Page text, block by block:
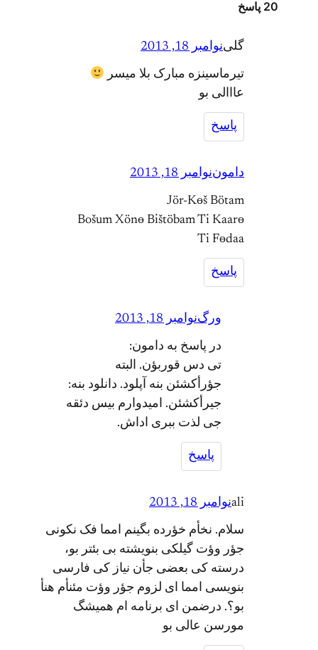
20 پاسخ
گلینوامبر 18, 2013
تیرماسینزه مبارک بلا میسر
عااالی بو
پاسخ
داموننوامبر 18, 2013
Jör-Kөš Bötam
Bošum Xönө Bištöbam Ti Kaarө
Ti Fөdaa
پاسخ
ورگنوامبر 18, 2013
در پاسخ به دامون:
تی دس قوربؤن. البته
جؤرأکشئن بنه آپلود. دانلود بنه:
جیرأکشئن. امیدوارم بیس دئقه
جی لذت ببری اداش.
پاسخ
aliنوامبر 18, 2013
سلام. نخأم خؤرده بگینم امما فک نکونی
جؤر وؤت گیلکی بنویشته بی بئتر بو،
درسته کی بعضی جأن نیاز کی فارسی
بنویسی امما ای لزوم جؤر وؤت مئنأم هنأ
بو؟. درضمن ای برنامه ام همیشگ
مورسن عالی بو